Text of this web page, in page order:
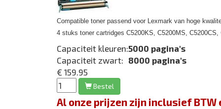
Compatible toner passend voor Lexmark van hoge
4 stuks toner cartridges C5200KS, C5200MS,
Capaciteit kleuren:5000 pagina's
Capaciteit zwart: 8000 pagina's
€ 159.95
Bestel
Al onze prijzen zijn inclusief